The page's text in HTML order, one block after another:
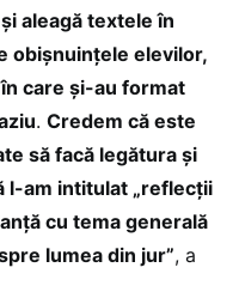
aleagă textele în
obișnuințele elevilor,
care și-au format
. Credem că este
să facă legătura și
l-am intitulat „reflecții
cu tema generală
lumea din jur”, a